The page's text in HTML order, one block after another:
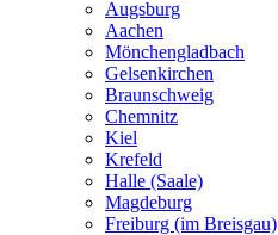
Augsburg
Aachen
Mönchengladbach
Gelsenkirchen
Braunschweig
Chemnitz
Kiel
Krefeld
Halle (Saale)
Magdeburg
Freiburg (im Breisgau)